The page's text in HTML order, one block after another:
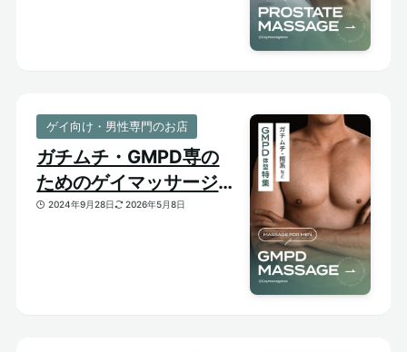
ゲイ向け・男性専門のお店
ガチムチ・GMPD専の
ためのゲイマッサージ
【太め・熊系のおすすめ
2024年9月28日 2026年5月8日